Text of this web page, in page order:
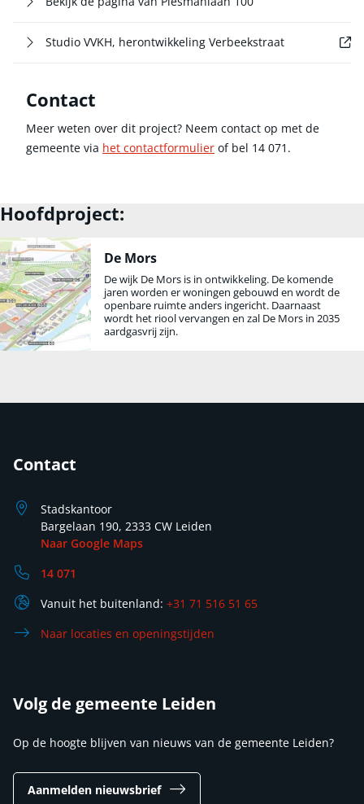
Studio VVKH, herontwikkeling VerbeekstraatExterne link
Contact
Meer weten over dit project? Neem contact op met de
gemeente via het contactformulier of bel 14 071.
Hoofdproject:
De Mors
De wijk De Mors is in ontwikkeling. De komende
jaren worden er woningen gebouwd en wordt de
openbare ruimte anders ingericht. Daarnaast
wordt het riool vervangen en zal De Mors in 2035
aardgasvrij zijn.
Contact
Stadskantoor
Bargelaan 190, 2333 CW Leiden
Naar Google Maps
14 071
Vanuit het buitenland: +31 71 516 51 65
Naar locaties en openingstijden
Volg de gemeente Leiden
Op de hoogte blijven van nieuws van de gemeente Leiden?
Aanmelden nieuwsbrief